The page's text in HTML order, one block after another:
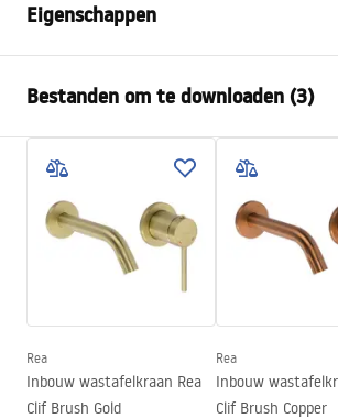
Eigenschappen
Montagewijze
Opbouw
Kleur
Chroom
Type uitloop
Vast
Materiaal
Messing
Uitloopbereik
mm
Aansluitdiameter:
Garantie
5 jaar
Bestanden om te downloaden (3)
Garantievoorwaarden
Montage-instructies
Veiligheidsinformatie
Rea
Inbouw wastafelkraan Rea
Clif Brush Gold
Rea
Inbouw
Clif Brush Copper